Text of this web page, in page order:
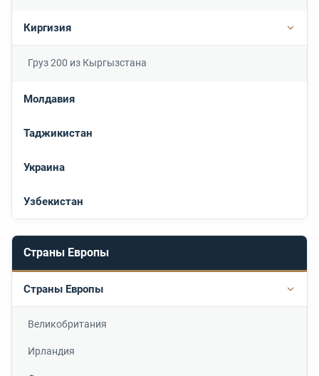
Киргизия
Груз 200 из Кыргызстана
Молдавия
Таджикистан
Украина
Узбекистан
Страны Европы
Страны Европы
Великобритания
Ирландия